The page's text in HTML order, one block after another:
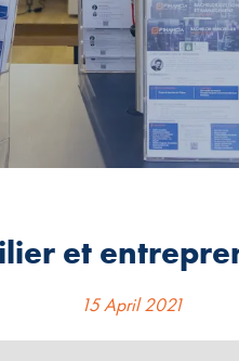
et
15 April 2021